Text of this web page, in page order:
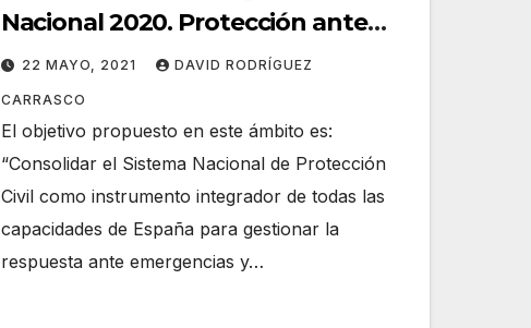
Nacional 2020. Protección ante
Emergencias y Catástrofes.
22 MAYO, 2021 DAVID RODRÍGUEZ
CARRASCO
El objetivo propuesto en este ámbito es:
“Consolidar el Sistema Nacional de Protección
Civil como instrumento integrador de todas las
capacidades de España para gestionar la
respuesta ante emergencias y…